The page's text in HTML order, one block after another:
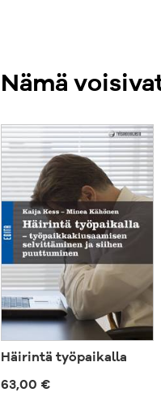
Nämä
Häirintä työpaikalla
63,00 €